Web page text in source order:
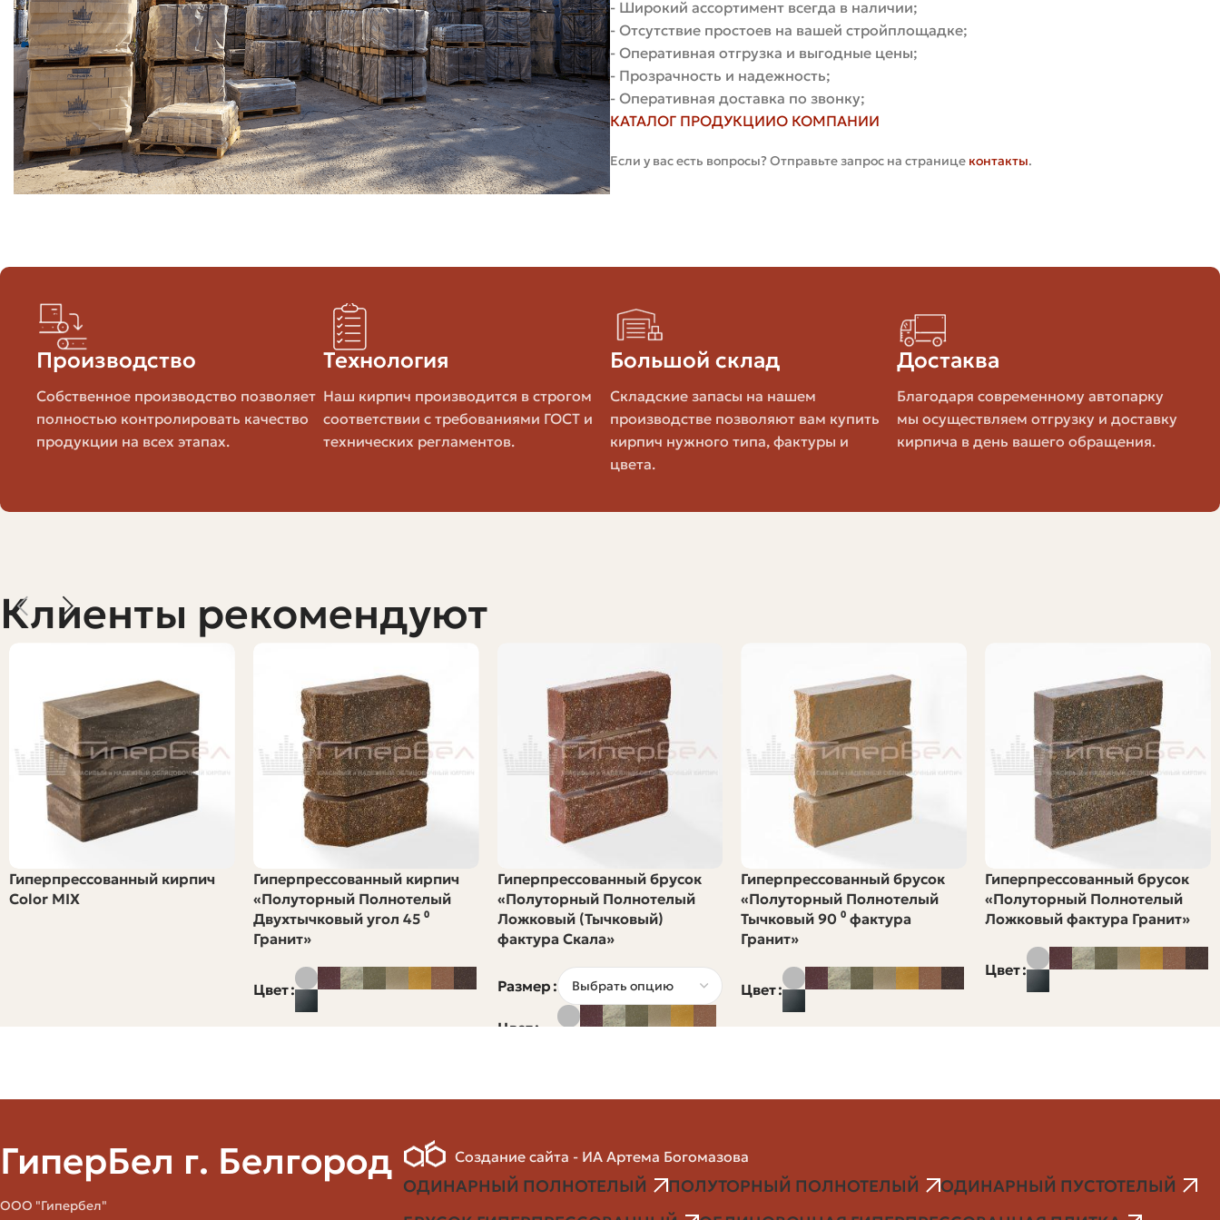
Определить площадь кладки в м2 (площадь стен без учёта проёмов минус площадь окон и дверей).
Выяснить формат кирпича и расход штук на 1 м2 кладки (с учётом толщи шва 10 мм). Для одного одинарного полнотелого кирпича обычно требуется около 50–55
штук на 1 м2 кладки при однорядной кладке; точное значение зависит от вида кладки и толщины шва.
Добавить запас на брак и подрезку — обычно 5–10% для аккуратной укладки; при сложной геометрии или больших проёмах лучше заложить 10–15%.
Пример из моей практики: для небольшого хозблока я посчитал 800 штук по чертежам, но не учитывал карамельные углы и подрезку возле проёмов. В итоге
пришлось брать дополнительно 12%. После этого следующую покупку я всегда умножаю расчёт на коэффициент 1,08 — так спокойнее.
Таблица: примерный расход кирпича на 1 м2 кладки
Одинарный
Двойной (250×120×140 мм) Полнотелый/пустотелый 25–30
Разные продавцы указывают цену по-разному: кто-то за штуку, кто-то за 1000 штук, кто-то за кубометр. Для наглядности полезно перевести всё в одну метрику. Я
рекомендую смотреть на цену за 1000 штук и одновременно прикидывать цену за м2 кладки, чтобы увидеть реальную экономию.
Почему это важно: кирпич разных форматов сильно меняет расчёт. Например, полуторный кирпич дороже за штуку, но на 1 м2 его нужно меньше. Сравнивая только
«за штуку», вы рискуете ошибиться.
Таблица: перевод показателей между единицами
Показатель Одинарный (шт) Полуторный (шт)
Штук на 1 м2
Штук на 1000 шт = м2 кладки (примерно) ~19 м2 ~25 м2
Коэффициент перевода цена за 1000 шт → цена за м2 Цена_1000 / 19
Эти формулы помогут быстро конвертировать цену поставщика в удобную для вас метрику. Если видите цену за м3, уточните, какой объём занимает 1000 штук
Пример 1: забор длиной 20 м и высотой 1.8 м
- Широкий ассортимент всегда в наличии;
- Отсутствие простоев на вашей стройплощадке;
- Оперативная отгрузка и выгодные цены;
- Прозрачность и надежность;
- Оперативная доставка по звонку;
КАТАЛОГ ПРОДУКЦИИО КОМПАНИИ
Если у вас есть вопросы? Отправьте запрос на странице контакты.
Производство
Собственное производство позволяет
полностью контролировать качество
продукции на всех этапах.
Технология
Наш кирпич производится в строгом
соответствии с требованиями ГОСТ и
технических регламентов.
Большой склад
Складские запасы на нашем
производстве позволяют вам купить
кирпич нужного типа, фактуры и
цвета.
Достаква
Благодаря современному автопарку
мы осуществляем отгрузку и доставку
кирпича в день вашего обращения.
Клиенты рекомендуют
Гиперпрессованный кирпич
Color MIX
Гиперпрессованный кирпич
«Полуторный Полнотелый
Двухтычковый угол 45 ⁰
Гранит»
Цвет
Гиперпрессованный брусок
«Полуторный Полнотелый
Ложковый (Тычковый)
фактура Скала»
Размер
Цвет
Гиперпрессованный брусок
«Полуторный Полнотелый
Тычковый 90 ⁰ фактура
Гранит»
Цвет
Гиперпрессованный брусок
«Полуторный Полнотелый
Ложковый фактура Гранит»
Цвет
ГиперБел г. Белгород
ООО "Гипербел"
Создание сайта - ИА Артема Богомазова
ОДИНАРНЫЙ ПОЛНОТЕЛЫЙ ПОЛУТОРНЫЙ ПОЛНОТЕЛЫЙ
ОДИНАРНЫЙ ПУСТОТЕЛЫЙ